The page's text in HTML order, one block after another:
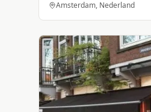
Amsterdam, Nederland